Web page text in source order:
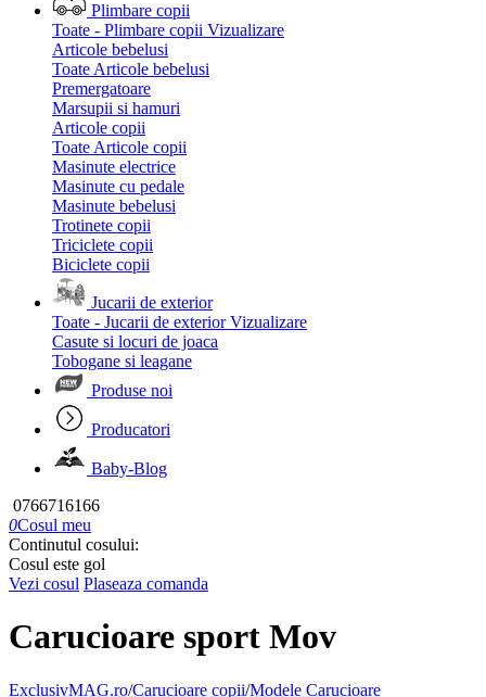
Plimbare copii
Toate - Plimbare copii Vizualizare
Articole bebelusi
Toate Articole bebelusi
Premergatoare
Marsupii si hamuri
Articole copii
Toate Articole copii
Masinute electrice
Masinute cu pedale
Masinute bebelusi
Trotinete copii
Triciclete copii
Biciclete copii
Jucarii de exterior
Toate - Jucarii de exterior Vizualizare
Casute si locuri de joaca
Tobogane si leagane
Produse noi
Producatori
Baby-Blog
0766716166
0Cosul meu
Continutul cosului:
Cosul este gol
Vezi cosul Plaseaza comanda
Carucioare sport Mov
ExclusivMAG.ro/Carucioare copii/Modele Carucioare